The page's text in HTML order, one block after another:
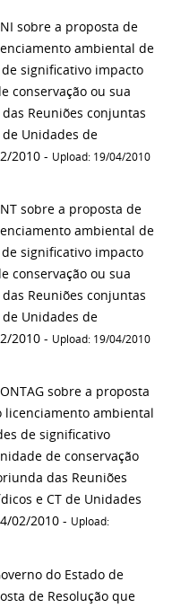
sobre a proposta de
ambiental de
significativo impacto
conservação ou sua
Reuniões conjuntas
de Unidades de
2010 - Upload: 19/04/2010
sobre a proposta de
ambiental de
significativo impacto
conservação ou sua
Reuniões conjuntas
de Unidades de
2010 - Upload: 19/04/2010
sobre a proposta
licenciamento ambiental
de significativo
de conservação
das Reuniões
e CT de Unidades
02/2010 - Upload:
do Estado de
de Resolução que